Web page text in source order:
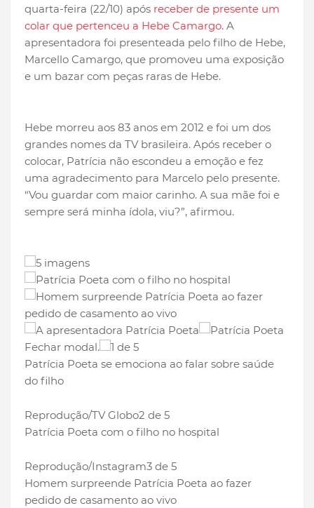
quarta-feira (22/10) após receber de presente um
colar que pertenceu a Hebe Camargo. A
apresentadora foi presenteada pelo filho de Hebe,
Marcello Camargo, que promoveu uma exposição
e um bazar com peças raras de Hebe.
Hebe morreu aos 83 anos em 2012 e foi um dos
grandes nomes da TV brasileira. Após receber o
colocar, Patrícia não escondeu a emoção e fez
uma agradecimento para Marcelo pelo presente.
“Vou guardar com maior carinho. A sua mãe foi e
sempre será minha ídola, viu?”, afirmou.
5 imagens
Fechar modal.
1 de 5
Patrícia Poeta se emociona ao falar sobre saúde
do filho
Reprodução/TV Globo2 de 5
Patrícia Poeta com o filho no hospital
Reprodução/Instagram3 de 5
Homem surpreende Patrícia Poeta ao fazer
pedido de casamento ao vivo